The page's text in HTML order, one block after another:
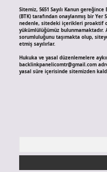
Sitemiz, 5651 Sayılı Kanun
(BTK) tarafından onaylanmış bir Yer
nedenle, sitedeki içerikleri proaktif
yükümlülüğümüz bulunmamaktadır.
sorumluluğunu taşımakta olup,
etmiş sayılırlar.
Hukuka ve yasal düzenlemelere
backlinkpanelicomtr@gmail.com
yasal süre içerisinde sitemizden